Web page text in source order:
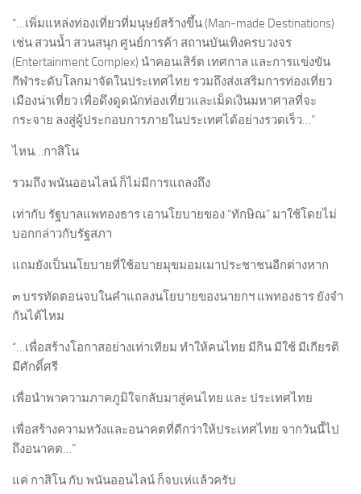
“…เพิ่มแหล่งท่องเที่ยวที่มนุษย์สร้างขึ้น (Man-made Destinations)
เช่น สวนน้ำ สวนสนุก ศูนย์การค้า สถานบันเทิงครบวงจร
(Entertainment Complex) นำคอนเสิร์ต เทศกาล และการแข่งขัน
กีฬาระดับโลกมาจัดในประเทศไทย รวมถึงส่งเสริมการท่องเที่ยว
เมืองน่าเที่ยว เพื่อดึงดูดนักท่องเที่ยวและเม็ดเงินมหาศาลที่จะ
กระจาย ลงสู่ผู้ประกอบการภายในประเทศได้อย่างรวดเร็ว…”
ไหน…กาสิโน
รวมถึง พนันออนไลน์ ก็ไม่มีการแถลงถึง
เท่ากับ รัฐบาลแพทองธาร เอานโยบายของ “ทักษิณ” มาใช้โดยไม่
บอกกล่าวกับรัฐสภา
แถมยังเป็นนโยบายที่ใช้อบายมุขมอมเมาประชาชนอีกต่างหาก
๓ บรรทัดตอนจบในคำแถลงนโยบายของนายกฯ แพทองธาร ยังจำ
กันได้ไหม
“…เพื่อสร้างโอกาสอย่างเท่าเทียม ทำให้คนไทย มีกิน มีใช้ มีเกียรติ
มีศักดิ์ศรี
เพื่อนำพาความภาคภูมิใจกลับมาสู่คนไทย และ ประเทศไทย
เพื่อสร้างความหวังและอนาคตที่ดีกว่าให้ประเทศไทย จากวันนี้ไป
ถึงอนาคต…”
แค่ กาสิโน กับ พนันออนไลน์ ก็จบเห่แล้วครับ